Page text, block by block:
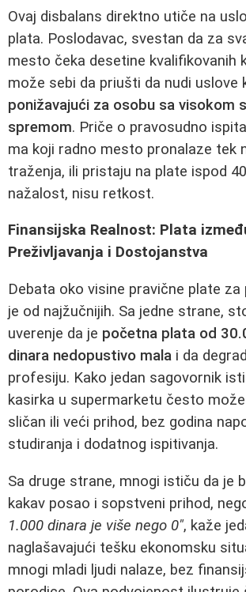
Ovaj disbalans direktno utiče na
plata. Poslodavac, svestan da za
mesto čeka desetine kvalifikovanih
može sebi da priušti da nudi uslove
ponižavajući za osobu sa visokom
spremom. Priče o pravosudno
ma koji radno mesto pronalaze tek
traženja, ili pristaju na plate ispod
nažalost, nisu retkost.
Finansijska Realnost: Plata
Preživljavanja i Dostojanstva
Debata oko visine pravične plate za
je od najžučnijih. Sa jedne strane,
uverenje da je početna plata od
dinara nedopustivo mala i da
profesiju. Kako jedan sagovornik
kasirka u supermarketu često
sličan ili veći prihod, bez godina
studiranja i dodatnog ispitivanja.
Sa druge strane, mnogi ističu da je
kakav posao i sopstveni prihod,
1.000 dinara je više nego 0", kaže
naglašavajući tešku ekonomsku
mnogi mladi ljudi nalaze, bez